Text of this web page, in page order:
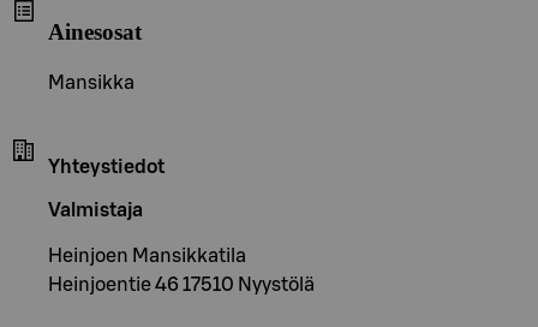
Ainesosat
Mansikka
Yhteystiedot
Valmistaja
Heinjoen Mansikkatila
Heinjoentie 46 17510 Nyystölä